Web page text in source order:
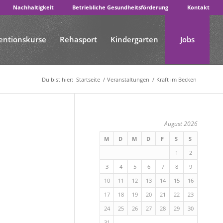
Nachhaltigkeit Betriebliche Gesundheitsförderung Kontakt
Rehasport Kindergarten Jobs
Du bist hier: Startseite / Veranstaltungen / Kraft im Becken
August 2026
M D M D F S
S
1
2
3
4 5 6 7 8
9
10
11 12 13 14 15
16
17
18 19 20 21 22
23
24
25 26 27 28 29
30